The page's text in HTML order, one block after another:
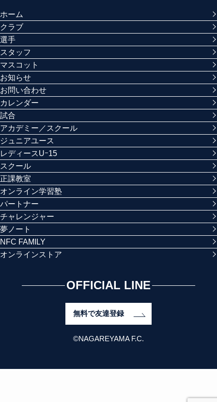
ホーム
クラブ
選手
スタッフ
マスコット
お知らせ
お問い合わせ
カレンダー
試合
アカデミー／スクール
ジュニアユース
レディースUｰ15
スクール
正課教室
オンライン学習塾
パートナー
チャレンジャー
夢ノート
NFC FAMILY
オンラインストア
OFFICIAL LINE
無料で友達登録
©NAGAREYAMA F.C.